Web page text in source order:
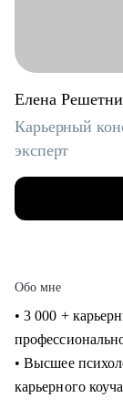
Елена
Карьерный
эксперт
Обо мне
• 3 000 +
• Высшее
карьерного